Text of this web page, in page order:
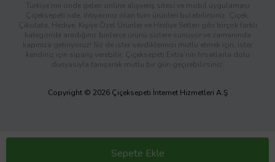
Sepete Ekle
Türkiye’nin önde gelen online alışveriş sitesi ve mobil uygulaması
Çiçeksepeti’nde, ihtiyacınız olan tüm ürünleri bulabilirsiniz. Çiçek,
Çikolata, Hediye, Kişiye Özel Ürünler ve Hediye Setleri gibi birçok farklı
kategoride aradığınız binlerce ürünü sizlere sunuyor ve zamanında
kapınıza getiriyoruz! Siz de ister sevdiklerinizi mutlu etmek için, ister
kendiniz için sipariş verebilir; Çiçeksepeti Extra’nın fırsatlarla dolu
dünyasıyla tanışarak mutlu bir gün geçirebilirsiniz.
Copyright © 2026 Çiçeksepeti İnternet Hizmetleri A.Ş